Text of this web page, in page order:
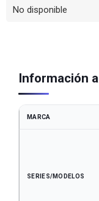
No disponible
Información
MARCA
SERIES/MODELOS